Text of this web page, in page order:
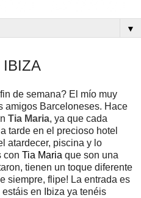
▼
IBIZA
de semana? El mío muy
amigos Barceloneses. Hace
Tia Maria, ya que cada
tarde en el precioso hotel
atardecer, piscina y lo
con Tia Maria que son una
tienen un toque diferente
siempre, flipe! La entrada es
en Ibiza ya tenéis